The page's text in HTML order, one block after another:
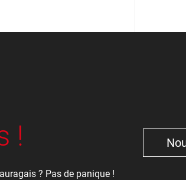
!
? Pas de panique !